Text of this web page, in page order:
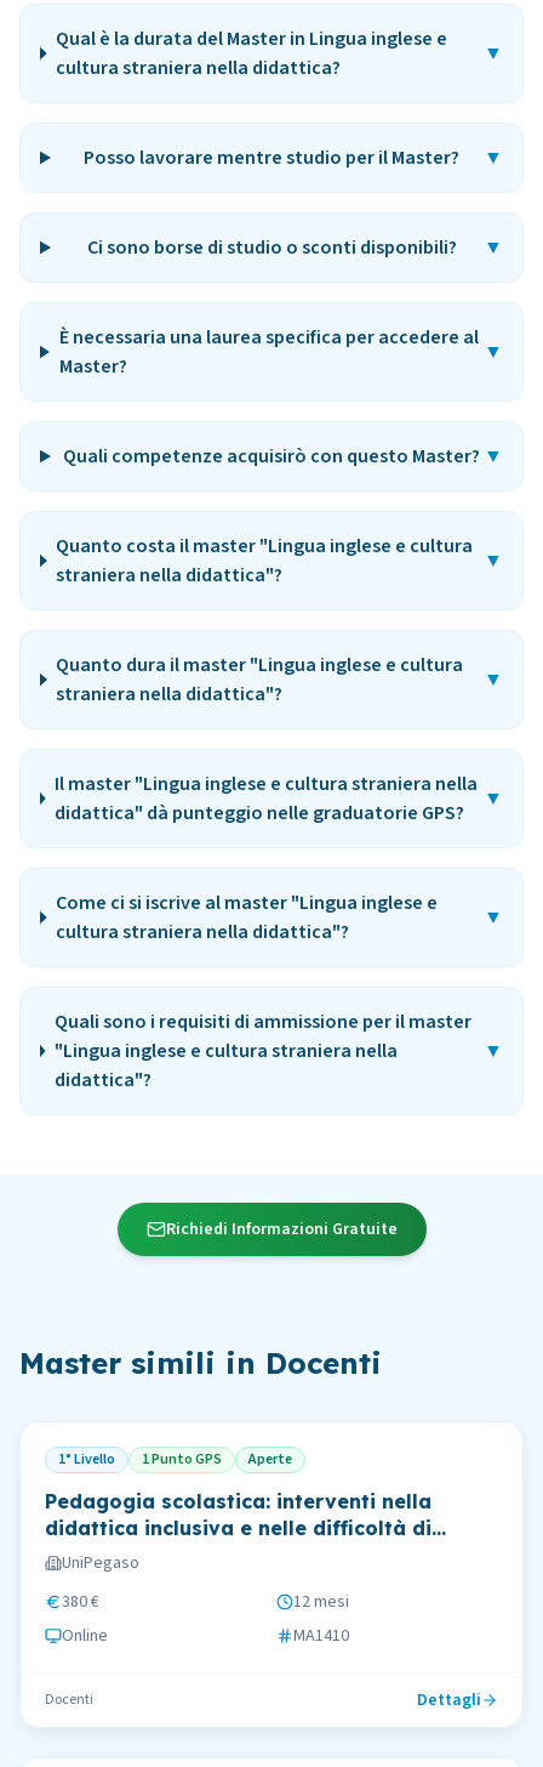
Qual è la durata del Master in Lingua inglese e
cultura straniera nella didattica?
▼
Posso lavorare mentre studio per il Master? ▼
Ci sono borse di studio o sconti disponibili? ▼
È necessaria una laurea specifica per accedere al
Master?
▼
Quali competenze acquisirò con questo Master? ▼
Quanto costa il master "Lingua inglese e cultura
straniera nella didattica"?
▼
Quanto dura il master "Lingua inglese e cultura
straniera nella didattica"?
▼
Il master "Lingua inglese e cultura straniera nella
didattica" dà punteggio nelle graduatorie GPS?
▼
Come ci si iscrive al master "Lingua inglese e
cultura straniera nella didattica"?
▼
Quali sono i requisiti di ammissione per il master
"Lingua inglese e cultura straniera nella
didattica"?
▼
Richiedi Informazioni Gratuite
Master simili in Docenti
1° Livello 1 Punto GPS Aperte
Pedagogia scolastica: interventi nella
didattica inclusiva e nelle difficoltà di
apprendimento
UniPegaso
380 €
12 mesi
Online
MA1410
Docenti Dettagli